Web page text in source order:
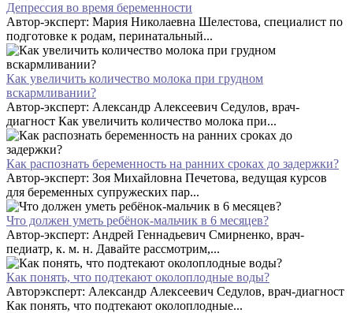
Депрессия во время беременности
Автор-эксперт: Мария Николаевна Шелестова, специалист по
подготовке к родам, перинатальный...
Как увеличить количество молока при грудном
вскармливании?
Автор-эксперт: Александр Алексеевич Седулов, врач-
диагност Как увеличить количество молока при...
Как распознать беременность на ранних сроках до задержки?
Автор-эксперт: Зоя Михайловна Печетова, ведущая курсов
для беременных супружеских пар...
Что должен уметь ребёнок-мальчик в 6 месяцев?
Автор-эксперт: Андрей Геннадьевич Смирненко, врач-
педиатр, к. м. н. Давайте рассмотрим,...
Как понять, что подтекают околоплодные воды?
Авторэксперт: Александр Алексеевич Седулов, врач-диагност
Как понять, что подтекают околоплодные...